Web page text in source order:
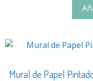
Mural de Papel